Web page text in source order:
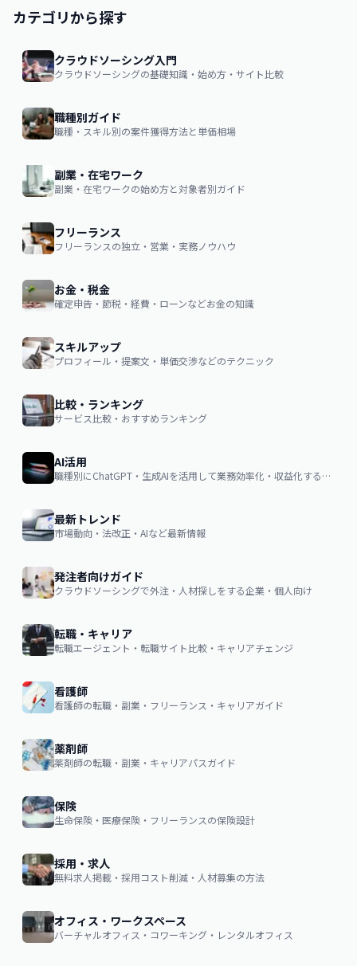
カテゴリから探す
クラウドソーシング入門
クラウドソーシングの基礎知識・始め方・サイト比較
職種別ガイド
職種・スキル別の案件獲得方法と単価相場
副業・在宅ワーク
副業・在宅ワークの始め方と対象者別ガイド
フリーランス
フリーランスの独立・営業・実務ノウハウ
お金・税金
確定申告・節税・経費・ローンなどお金の知識
スキルアップ
プロフィール・提案文・単価交渉などのテクニック
比較・ランキング
サービス比較・おすすめランキング
AI活用
職種別にChatGPT・生成AIを活用して業務効率化・収益化するノウハウ
最新トレンド
市場動向・法改正・AIなど最新情報
発注者向けガイド
クラウドソーシングで外注・人材探しをする企業・個人向け
転職・キャリア
転職エージェント・転職サイト比較・キャリアチェンジ
看護師
看護師の転職・副業・フリーランス・キャリアガイド
薬剤師
薬剤師の転職・副業・キャリアパスガイド
保険
生命保険・医療保険・フリーランスの保険設計
採用・求人
無料求人掲載・採用コスト削減・人材募集の方法
オフィス・ワークスペース
バーチャルオフィス・コワーキング・レンタルオフィス